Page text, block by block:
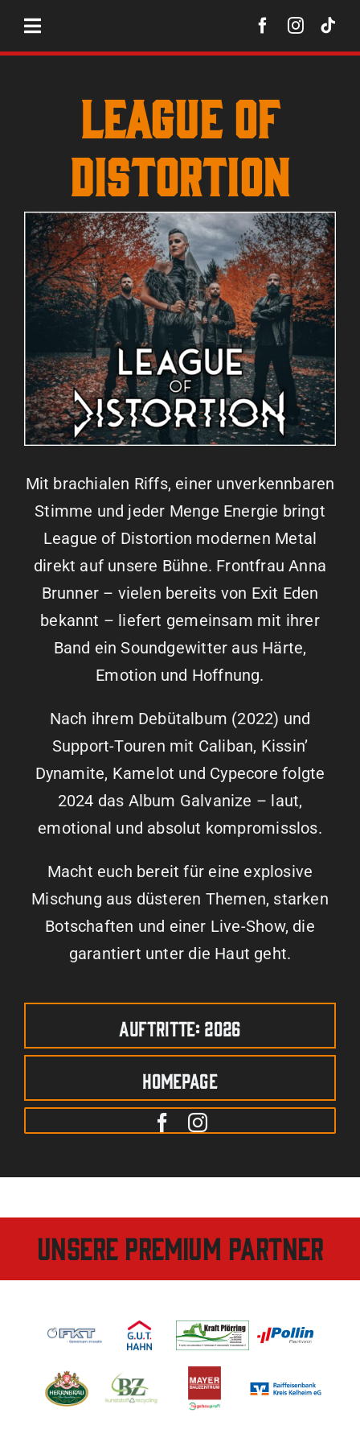
Inhalt
LEAGUE OF
DISTORTION
Mit brachialen Riffs, einer unverkennbaren
Stimme und jeder Menge Energie bringt
League of Distortion modernen Metal
direkt auf unsere Bühne. Frontfrau Anna
Brunner – vielen bereits von Exit Eden
bekannt – liefert gemeinsam mit ihrer
Band ein Soundgewitter aus Härte,
Emotion und Hoffnung.
Nach ihrem Debütalbum (2022) und
Support-Touren mit Caliban, Kissin’
Dynamite, Kamelot und Cypecore folgte
2024 das Album Galvanize – laut,
emotional und absolut kompromisslos.
Macht euch bereit für eine explosive
Mischung aus düsteren Themen, starken
Botschaften und einer Live-Show, die
garantiert unter die Haut geht.
Auftritte: 2026
Homepage
Unsere Premium Partner